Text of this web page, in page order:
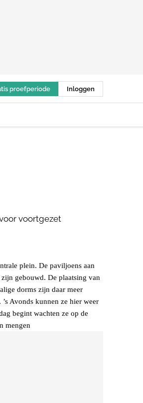
proefperiode Inloggen
voortgezet
plein. De paviljoens aan
gebouwd. De plaatsing van
dorms zijn daar meer
Avonds kunnen ze hier weer
begint wachten ze op de
mengen